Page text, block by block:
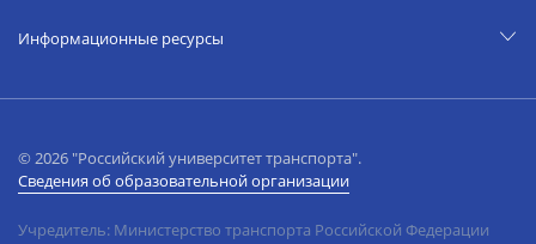
Информационные ресурсы
© 2026 "Российский университет транспорта".
Сведения об образовательной организации
Учредитель: Министерство транспорта Российской Федерации